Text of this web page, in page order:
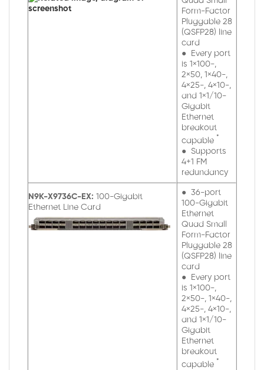
Form-Factor
Pluggable 28
(QSFP28) line
card
● Every port
is 1×100-,
2×50, 1×40-,
4×25-, 4×10-,
and 1×1/10-
Gigabit
Ethernet
breakout
capable *
● Supports
4+1 FM
redundancy
N9K-X9736C-EX: 100-Gigabit
Ethernet Line Card
● 36-port
100-Gigabit
Ethernet
Quad Small
Form-Factor
Pluggable 28
(QSFP28) line
card
● Every port
is 1×100-,
2×50-, 1×40-,
4×25-, 4×10-,
and 1×1/10-
Gigabit
Ethernet
breakout
capable *